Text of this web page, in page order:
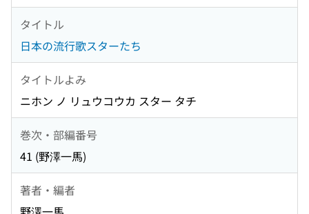
タイトル
日本の流行歌スターたち
タイトルよみ
ニホン ノ リュウコウカ スター タチ
巻次・部編番号
41 (野澤一馬)
著者・編者